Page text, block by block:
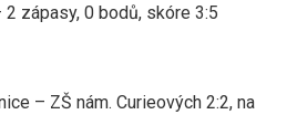
2 zápasy, 0 bodů, skóre 3:5
– ZŠ nám. Curieových 2:2, na